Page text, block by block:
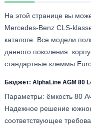
На этой странице вы
Mercedes-Benz CLS-
каталоге. Все модели
данного поколения:
стандартные клеммы Euro
Бюджет: AlphaLine AGM 80
Параметры: ёмкость 80
Надежное решение
соответствующее